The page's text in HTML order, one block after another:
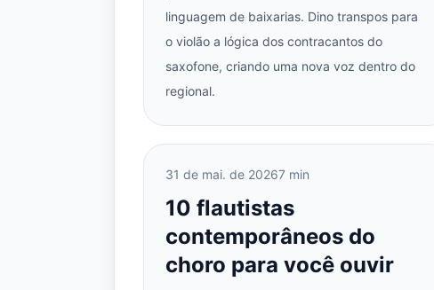
linguagem de baixarias. Dino transpos para
o violão a lógica dos contracantos do
saxofone, criando uma nova voz dentro do
regional.
31 de mai. de 20267 min
10 flautistas
contemporâneos do
choro para você ouvir